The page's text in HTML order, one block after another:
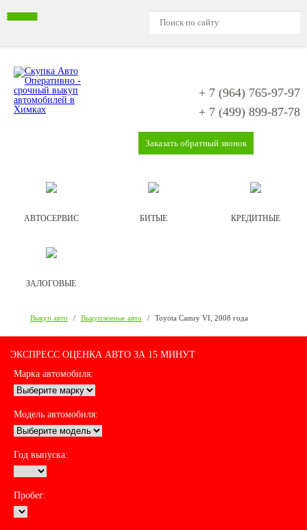
+ 7 (964) 765-97-97
+ 7 (499) 899-87-78
Заказать обратный звонок
АВТОСЕРВИС БИТЫЕ КРЕДИТНЫЕ
ЗАЛОГОВЫЕ
Выкуп авто / Выкупленные авто / Toyota Camry VI, 2008 года
ЭКСПРЕСС ОЦЕНКА АВТО ЗА 15 МИНУТ
Марка автомобиля:
Модель автомобиля:
Год выпуска:
Пробег: